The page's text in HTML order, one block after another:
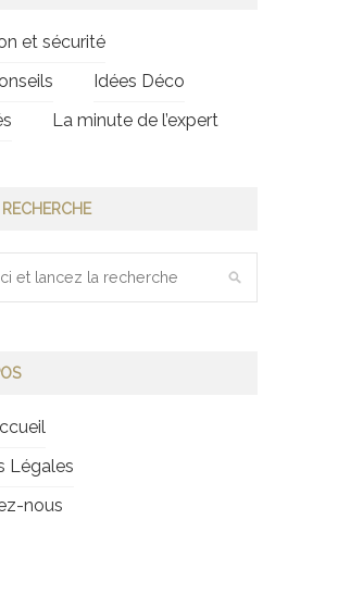
et sécurité
Idées Déco
La minute de l’expert
Légales
nous